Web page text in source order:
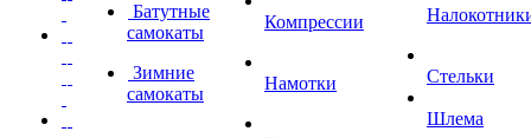
Батутные
самокаты
Зимние
самокаты
Компрессии
Намотки Стельки
Шлема